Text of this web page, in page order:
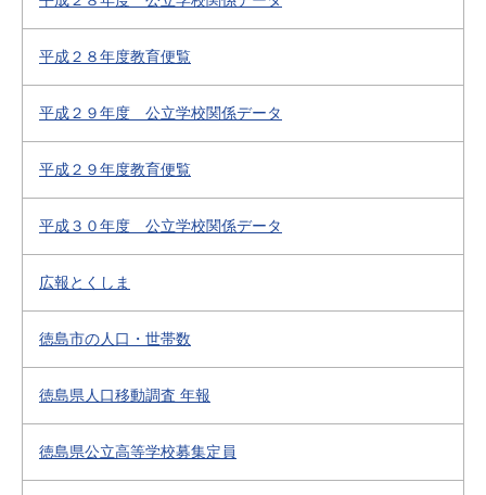
平成２８年度教育便覧
平成２９年度 公立学校関係データ
平成２９年度教育便覧
平成３０年度 公立学校関係データ
広報とくしま
徳島市の人口・世帯数
徳島県人口移動調査 年報
徳島県公立高等学校募集定員